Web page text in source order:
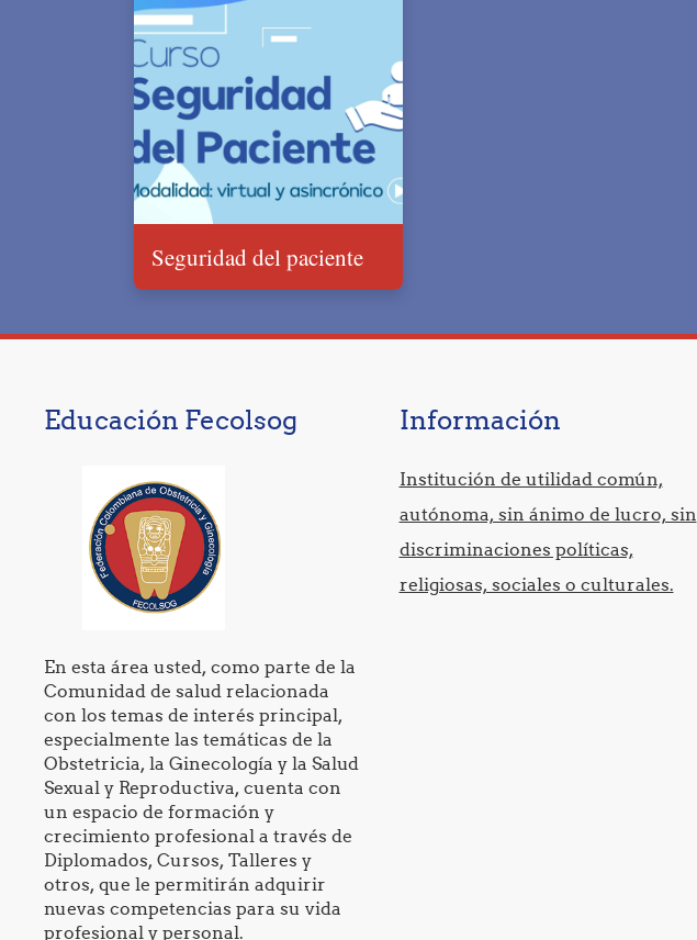
Seguridad del paciente
Educación Fecolsog
En esta área usted, como parte de la
Comunidad de salud relacionada
con los temas de interés principal,
especialmente las temáticas de la
Obstetricia, la Ginecología y la Salud
Sexual y Reproductiva, cuenta con
un espacio de formación y
crecimiento profesional a través de
Diplomados, Cursos, Talleres y
otros, que le permitirán adquirir
nuevas competencias para su vida
profesional y personal.
Información
Institución de utilidad común,
autónoma, sin ánimo de lucro, sin
discriminaciones políticas,
religiosas, sociales o culturales.